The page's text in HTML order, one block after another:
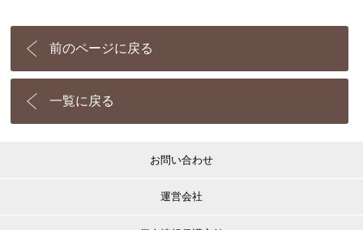
前のページに戻る
一覧に戻る
お問い合わせ
運営会社